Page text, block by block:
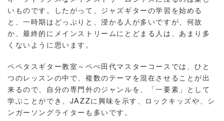
いものです。したがって、ジャズギターの学習を始める
と、一時期はどっぷりと、浸かる人が多いですが、何故
か、最終的にメインストリームにとどまる人は、あまり多
くないように思います。
ペペタスギター教室～ペぺ田代マスターコースでは、ひと
つのレッスンの中で、複数のテーマを混在させることが出
来るので、自分の専門外のジャンルを、「一要素」として
学ぶことができ、JAZZに興味を示す、ロックキッズや、シ
ンガーソングライターも多いです。